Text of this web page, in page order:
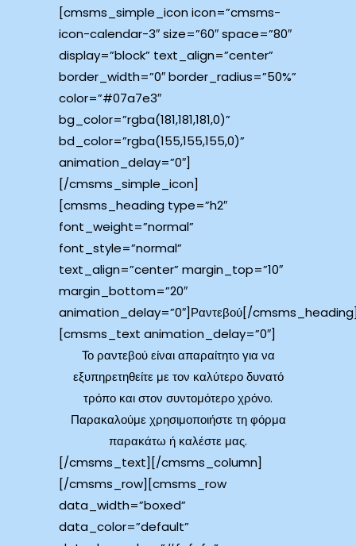
[cmsms_simple_icon icon=”cmsms-
icon-calendar-3″ size=”60″ space=”80″
display=”block” text_align=”center”
border_width=”0″ border_radius=”50%”
color=”#07a7e3″
bg_color=”rgba(181,181,181,0)”
bd_color=”rgba(155,155,155,0)”
animation_delay=”0″]
[/cmsms_simple_icon]
[cmsms_heading type=”h2″
font_weight=”normal”
font_style=”normal”
text_align=”center” margin_top=”10″
margin_bottom=”20″
animation_delay=”0″]Ραντεβού[/
[cmsms_text animation_delay=”0″]
Το ραντεβού είναι απαραίτητο για να
εξυπηρετηθείτε με τον καλύτερο δυνατό
τρόπο και στον συντομότερο χρόνο.
Παρακαλούμε χρησιμοποιήστε τη φόρμα
παρακάτω ή καλέστε μας.
[/cmsms_text][/cmsms_column]
[/cmsms_row][cmsms_row
data_width=”boxed”
data_color=”default”